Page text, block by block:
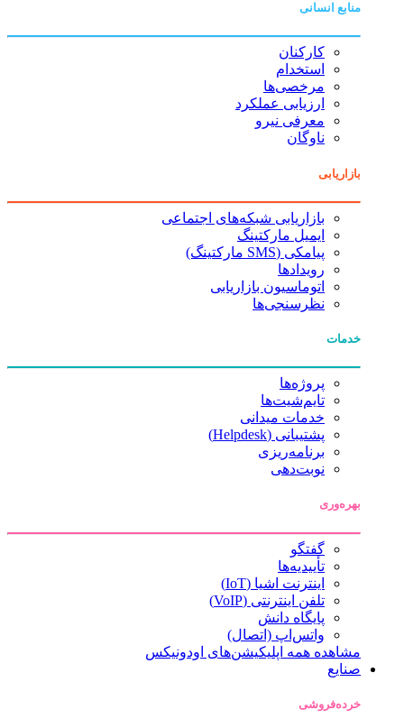
منابع انسانی
کارکنان
استخدام
مرخصی‌ها
ارزیابی عملکرد
معرفی نیرو
ناوگان
بازاریابی
بازاریابی شبکه‌های اجتماعی
ایمیل مارکتینگ
پیامکی (SMS مارکتینگ)
رویدادها
اتوماسیون بازاریابی
نظرسنجی‌ها
خدمات
پروژه‌ها
تایم‌شیت‌ها
خدمات میدانی
پشتیبانی (Helpdesk)
برنامه‌ریزی
نوبت‌دهی
بهره‌وری
گفتگو
تأییدیه‌ها
اینترنت اشیا (IoT)
تلفن اینترنتی (VoIP)
پایگاه دانش
واتس‌اپ (اتصال)
مشاهده همه اپلیکیشن‌های اودونیکس
صنایع
خرده‌فروشی